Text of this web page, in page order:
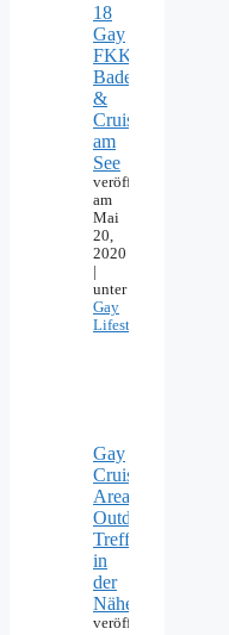
18
Gay
FKK-
Badeseen
&
Cruising
am
See
veröffentlicht
am
Mai
20,
2020
unter
Gay
Lifestyle
Gay
Cruising
Areas:
Outdoor-
Treffpunkte
in
der
Nähe
veröffentlicht